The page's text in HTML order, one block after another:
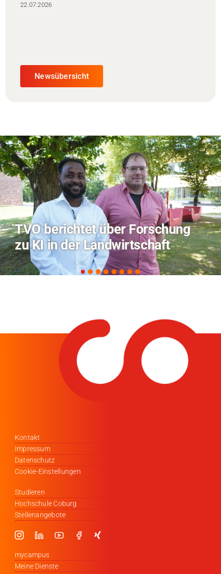
22.07.2026
Newsübersicht
Hitze-Aktionstag:
Coburg im Radio Bamberg
Kontakt
Impressum
Datenschutz
Cookie-Einstellungen
Studieren
Hochschule Coburg
Stellenangebote
mycampus
Meine Dienste